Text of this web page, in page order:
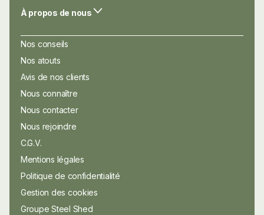
À propos de nous
Nos conseils
Nos atouts
Avis de nos clients
Nous connaître
Nous contacter
Nous rejoindre
C.G.V.
Mentions légales
Politique de confidentialité
Gestion des cookies
Groupe Steel Shed